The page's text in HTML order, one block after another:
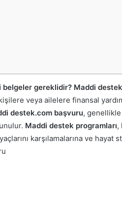
gereklidir? Maddi destek
veya ailelere finansal
destek.com başvuru, genellikle
Maddi destek programları,
karşılamalarına ve hayat